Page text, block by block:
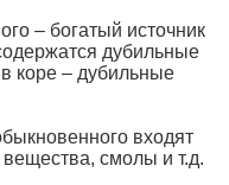
– богатый источник
дубильные
коре – дубильные
входят
смолы и т.д.